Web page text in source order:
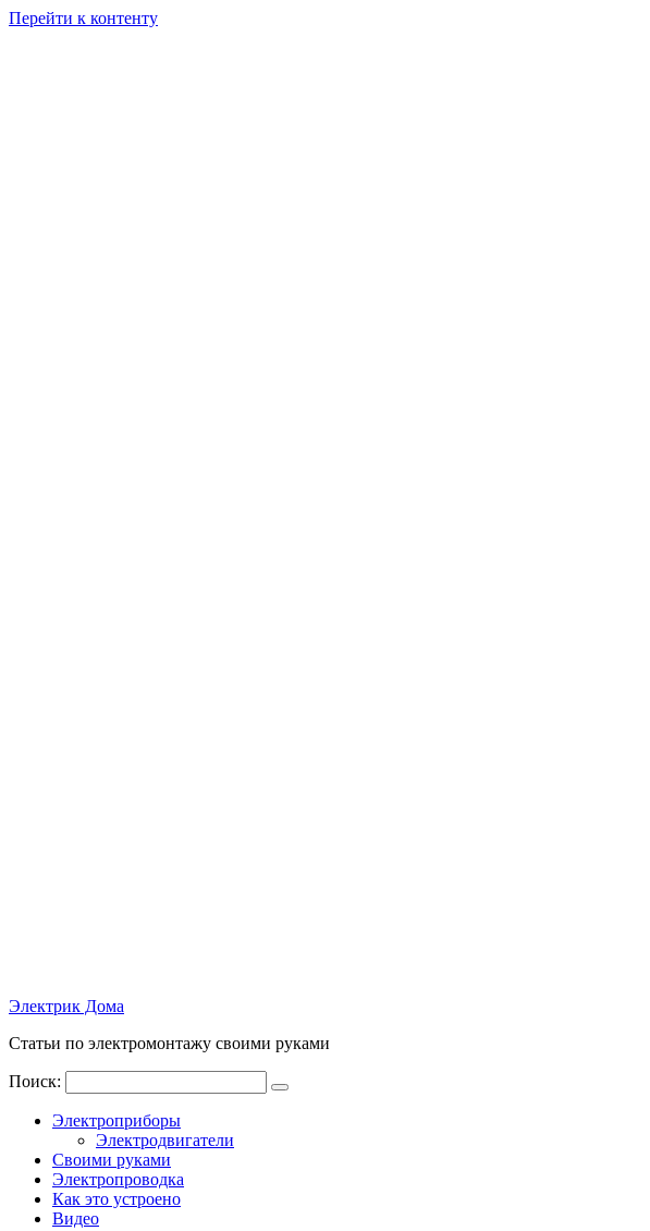
Перейти к контенту
Электрик Дома
Статьи по электромонтажу своими руками
Поиск:
Электроприборы
Электродвигатели
Своими руками
Электропроводка
Как это устроено
Видео